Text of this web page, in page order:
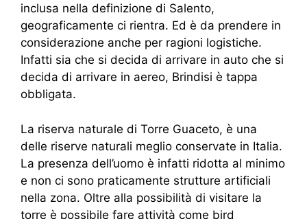
inclusa nella definizione di Salento,
geograficamente ci rientra. Ed è da prendere in
considerazione anche per ragioni logistiche.
Infatti sia che si decida di arrivare in auto che si
decida di arrivare in aereo, Brindisi è tappa
obbligata.
La riserva naturale di Torre Guaceto, è una
delle riserve naturali meglio conservate in Italia.
La presenza dell’uomo è infatti ridotta al minimo
e non ci sono praticamente strutture artificiali
nella zona. Oltre alla possibilità di visitare la
torre è possibile fare attività come bird